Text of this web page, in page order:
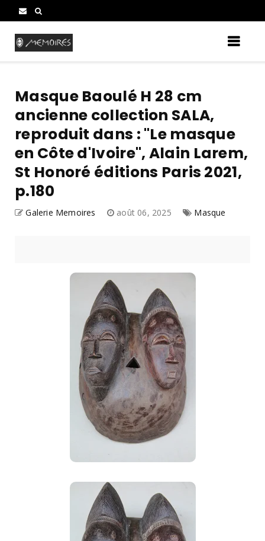
Masque Baoulé H 28 cm
ancienne collection SALA,
reproduit dans : "Le masque
en Côte d'Ivoire", Alain Larem,
St Honoré éditions Paris 2021,
p.180
Galerie Memoires août 06, 2025 Masque